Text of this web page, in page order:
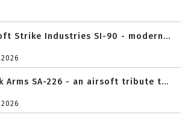
Strike Industries SI-90 - modern...
Arms SA-226 - an airsoft tribute t...